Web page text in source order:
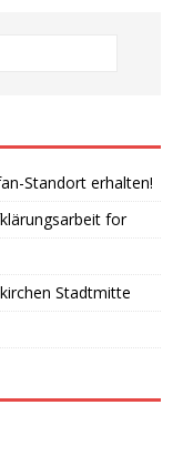
Standort erhalten!
for
Stadtmitte